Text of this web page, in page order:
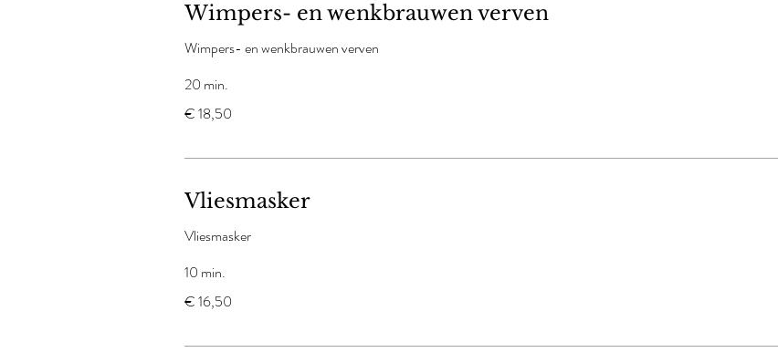
Wimpers- en wenkbrauwen verven
Wimpers- en wenkbrauwen verven
20 min.
euro
€ 18,50
Vliesmasker
Vliesmasker
10 min.
euro
€ 16,50